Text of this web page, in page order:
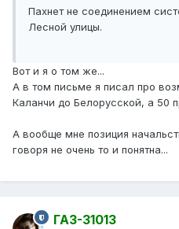
Пахнет не соединением
Лесной улицы.
Вот и я о том же...
А в том письме я писал про
Каланчи до Белорусской, а 50
А вообще мне позиция
говоря не очень то и понятна...
ГАЗ-31013